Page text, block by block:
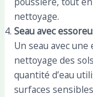
nettoyage.
Seau avec
Un seau avec
nettoyage des
quantité d’eau
surfaces